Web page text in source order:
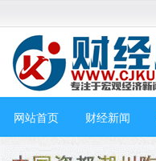
网站首页 财经新闻